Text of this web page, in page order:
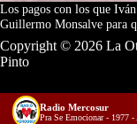
Los pagos con los que
Guillermo Monsalve para
Copyright © 2026 La
Pinto
Radio Mercosur